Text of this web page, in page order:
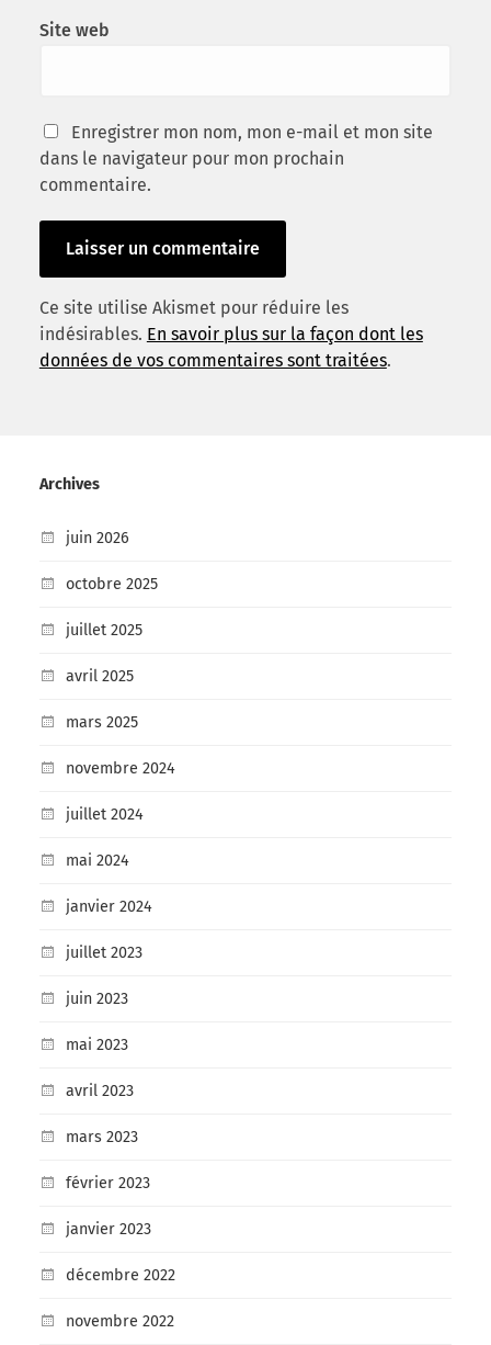
Site web
Enregistrer mon nom, mon e-mail et mon site
dans le navigateur pour mon prochain
commentaire.
Ce site utilise Akismet pour réduire les
indésirables. En savoir plus sur la façon dont les
données de vos commentaires sont traitées.
Archives
juin 2026
octobre 2025
juillet 2025
avril 2025
mars 2025
novembre 2024
juillet 2024
mai 2024
janvier 2024
juillet 2023
juin 2023
mai 2023
avril 2023
mars 2023
février 2023
janvier 2023
décembre 2022
novembre 2022